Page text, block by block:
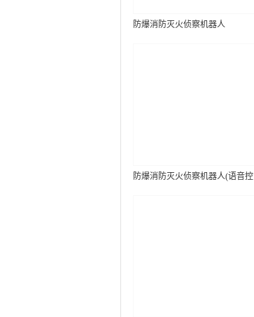
防爆消防灭火侦察机器人
防爆消防灭火侦察机器人(语音控